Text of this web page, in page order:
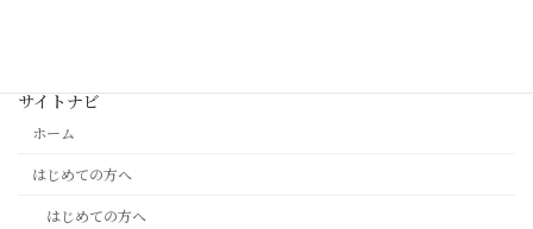
サイトナビ
ホーム
はじめての方へ
はじめての方へ